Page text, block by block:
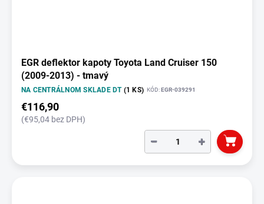
EGR deflektor kapoty Toyota Land Cruiser 150
(2009-2013) - tmavý
NA CENTRÁLNOM SKLADE DT (1 KS) KÓD:EGR-039291
€116,90
(€95,04 bez DPH)
+
−